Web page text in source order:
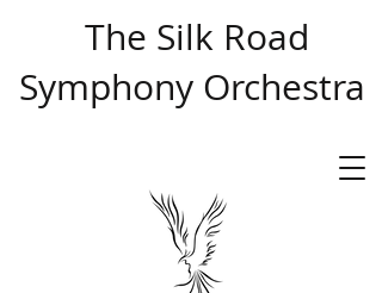
​ The Silk Road
Symphony Orchestra